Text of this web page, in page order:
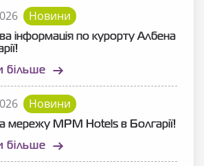
Новини
інформація по курорту Албена
більше
Новини
мережу MPM Hotels в Болгарії!
більше